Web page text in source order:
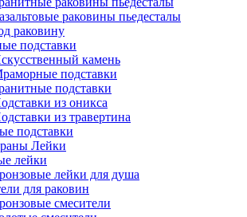
раковины пьедесталы
раковину
подставки
камень
подставки
подставки
из оникса
из травертина
подставки
Лейки
лейки
лейки для душа
для раковин
смесители